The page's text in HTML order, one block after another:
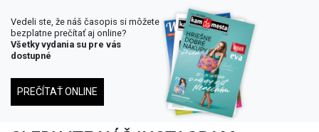
Vedeli ste, že náš časopis si môžete
bezplatne prečítať aj online?
Všetky vydania su pre vás
dostupné
PREČÍTAŤ ONLINE